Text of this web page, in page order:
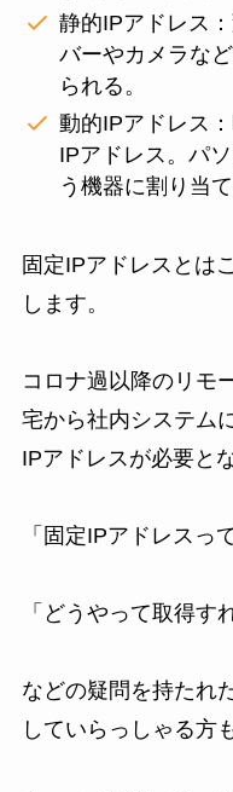
静的IPアドレス
バーやカメラな
られる。
動的IPアドレス
IPアドレス。パ
う機器に割り当て
固定IPアドレスとは
します。
コロナ過以降のリモ
宅から社内システム
IPアドレスが必要と
「固定IPアドレスっ
「どうやって取得す
などの疑問を持たれ
していらっしゃる方